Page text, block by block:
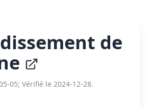
de
05; Vérifié le 2024-12-28.